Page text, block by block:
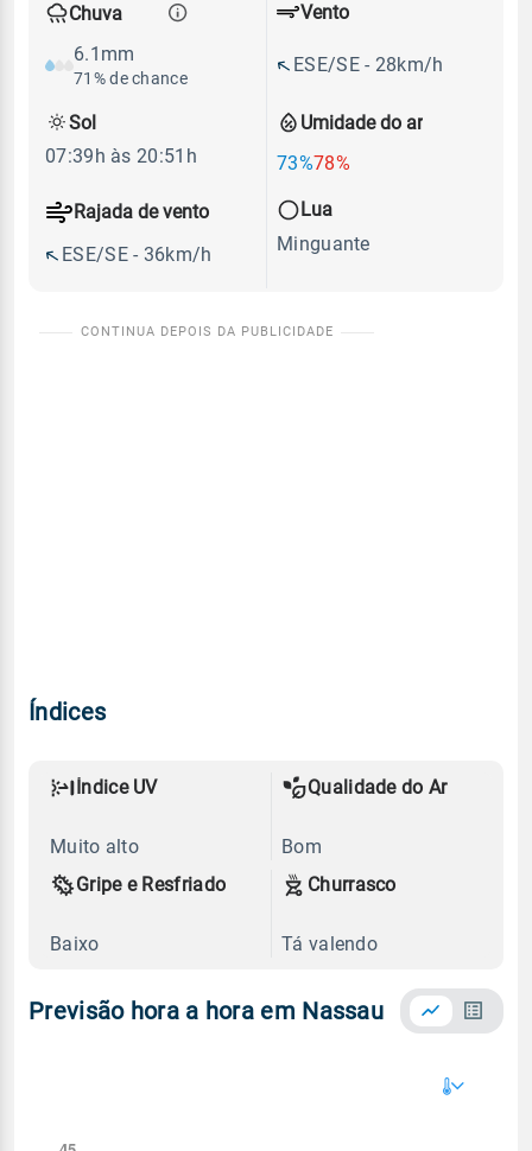
Chuva
6.1mm
71% de chance
Umidade do ar
73%78%
Vento
ESE/SE - 28km/h
Rajada de vento
ESE/SE - 36km/h
Sol
07:39h às 20:51h
Lua
Minguante
Índices
Índice UV
Muito alto
Qualidade do Ar
Bom
Gripe e Resfriado
Baixo
Churrasco
Tá valendo
Previsão hora a hora em Nassau